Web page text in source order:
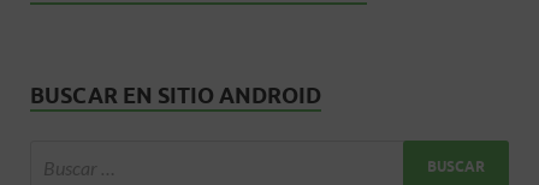
BUSCAR EN SITIO ANDROID